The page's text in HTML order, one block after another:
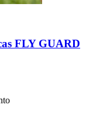
FLY GUARD